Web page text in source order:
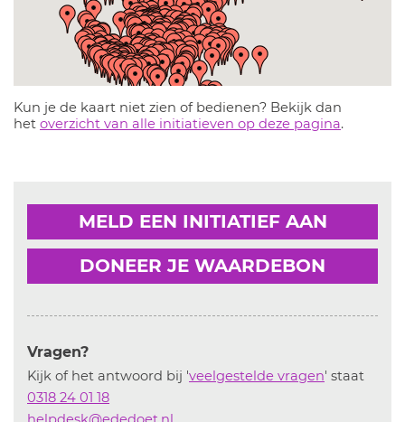
Kun je de kaart niet zien of bedienen? Bekijk dan
het overzicht van alle initiatieven op deze pagina.
MELD EEN INITIATIEF AAN
DONEER JE WAARDEBON
Vragen?
Kijk of het antwoord bij 'veelgestelde vragen' staat
0318 24 01 18